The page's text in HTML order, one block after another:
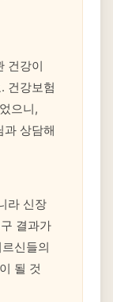
건강이
건강보험
으니,
과 상담해
라 신장
결과가
신들의
될 것